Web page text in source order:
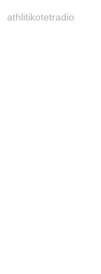
athlitikotetradio